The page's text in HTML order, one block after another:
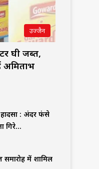
उज्जैन
घी जब्त,
अमिताभ
हादसा : अंदर फंसे
गिरे…
समारोह में शामिल